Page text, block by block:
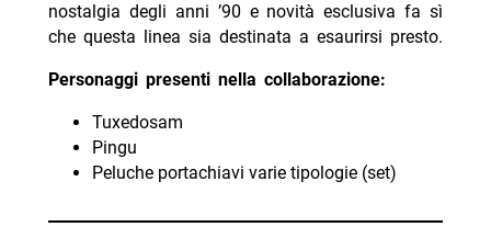
nostalgia degli anni ’90 e novità esclusiva fa sì
che questa linea sia destinata a esaurirsi presto.
Personaggi presenti nella collaborazione:
Tuxedosam
Pingu
Peluche portachiavi varie tipologie (set)